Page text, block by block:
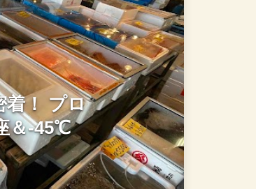
着！ プロ
＆-45℃